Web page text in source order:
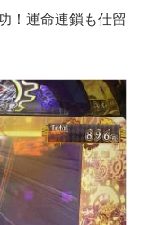
！運命連鎖も仕留